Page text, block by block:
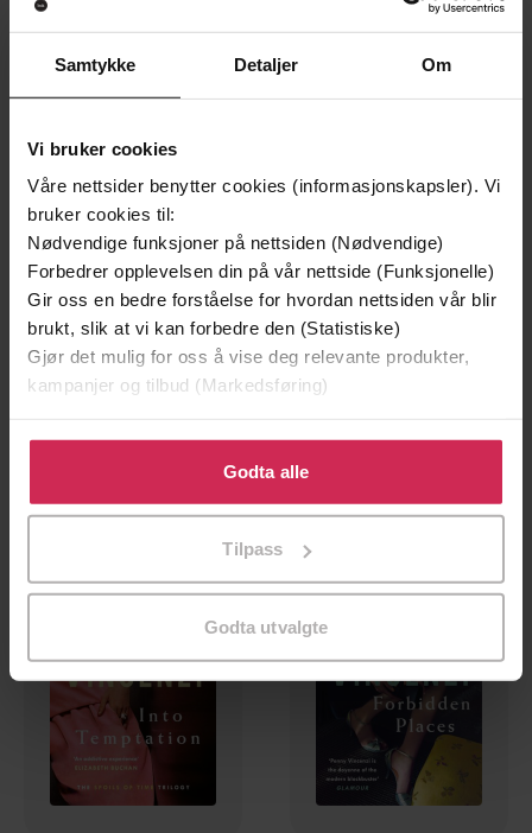
Samtykke Detaljer Om
Vi bruker cookies
Våre nettsider benytter cookies (informasjonskapsler). Vi
bruker cookies til:
Nødvendige funksjoner på nettsiden (Nødvendige)
Forbedrer opplevelsen din på vår nettside (Funksjonelle)
Gir oss en bedre forståelse for hvordan nettsiden vår blir
brukt, slik at vi kan forbedre den (Statistiske)
Gjør det mulig for oss å vise deg relevante produkter,
kampanjer og tilbud (Markedsføring)
Klikk på «Godta alle» for å gi oss ditt samtykke til å
bruke cookies for alle disse formålene. Du kan også
tilpasse ditt samtykke til spesifikke formål ved å klikke
Godta alle
Tilpass
Godta utvalgte
130,-
Almost A Crime
Penny Vincenzi
130,-
The Best of Times